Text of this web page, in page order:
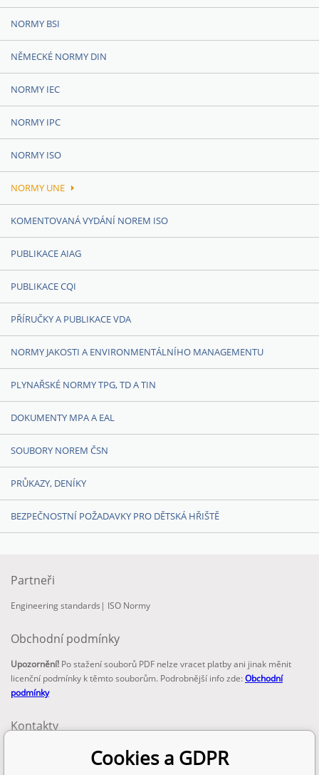
NORMY BSI
NĚMECKÉ NORMY DIN
NORMY IEC
NORMY IPC
NORMY ISO
NORMY UNE
KOMENTOVANÁ VYDÁNÍ NOREM ISO
PUBLIKACE AIAG
PUBLIKACE CQI
PŘÍRUČKY A PUBLIKACE VDA
NORMY JAKOSTI A ENVIRONMENTÁLNÍHO MANAGEMENTU
PLYNAŘSKÉ NORMY TPG, TD A TIN
DOKUMENTY MPA A EAL
SOUBORY NOREM ČSN
PRŮKAZY, DENÍKY
BEZPEČNOSTNÍ POŽADAVKY PRO DĚTSKÁ HŘIŠTĚ
Partneři
Engineering standards | ISO Normy
Obchodní podmínky
Upozornění! Po stažení souborů PDF nelze vracet platby ani jinak měnit
licenční podmínky k těmto souborům. Podrobnější info zde:Obchodní
podmínky
Kontakty
info@technickenormy.czCookies a GDPR